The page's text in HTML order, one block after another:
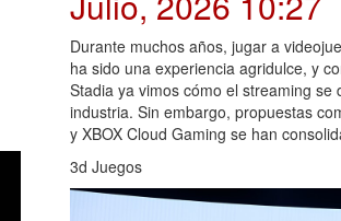
Durante muchos años, jugar a
ha sido una experiencia agridulce, y
Stadia ya vimos cómo el streaming
industria. Sin embargo, propuestas
y XBOX Cloud Gaming se han
3d Juegos